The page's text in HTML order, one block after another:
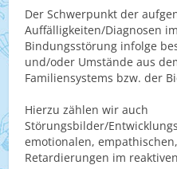
Der Schwerpunkt der
Auffälligkeiten/Diagnosen
Bindungsstörung infolge
und/oder Umstände aus
Familiensystems bzw. der
Hierzu zählen wir auch
Störungsbilder/
emotionalen,
Retardierungen im